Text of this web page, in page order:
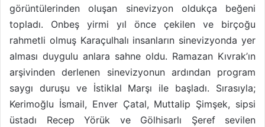
görüntülerinden oluşan sinevizyon oldukça beğeni
topladı. Onbeş yirmi yıl önce çekilen ve birçoğu
rahmetli olmuş Karaçulhalı insanların sinevizyonda yer
alması duygulu anlara sahne oldu. Ramazan Kıvrak’ın
arşivinden derlenen sinevizyonun ardından program
saygı duruşu ve İstiklal Marşı ile başladı. Sırasıyla;
Kerimoğlu İsmail, Enver Çatal, Muttalip Şimşek, sipsi
üstadı Recep Yörük ve Gölhisarlı Şeref sevilen